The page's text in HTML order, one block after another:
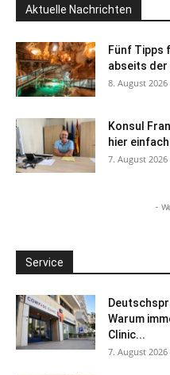
Aktuelle Nachrichten
Fünf Tipps
abseits
8. August 2026
Konsul
hier
7. August 2026
-
Service
Warum
Clinic...
7. August 2026